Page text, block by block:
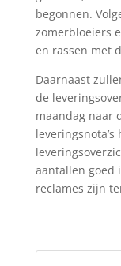
begonnen.
zomerbloeiers
en rassen met
Daarnaast
de
maandag naar
aantallen goed
reclames zijn